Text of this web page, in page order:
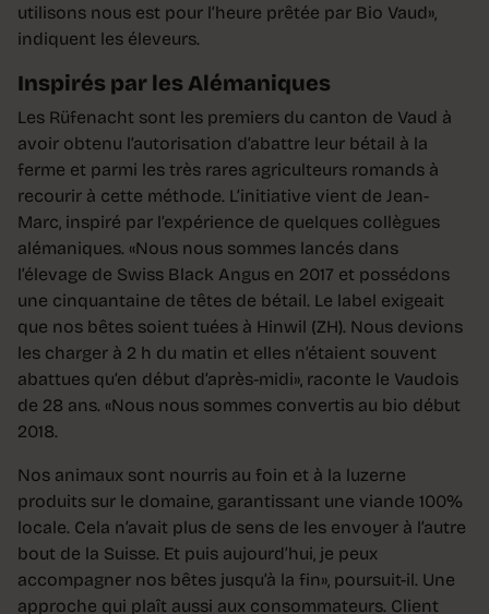
utilisons nous est pour l’heure prêtée par Bio Vaud»,
indiquent les éleveurs.
Inspirés par les Alémaniques
Les Rüfenacht sont les premiers du canton de Vaud à
avoir obtenu l’autorisation d’abattre leur bétail à la
ferme et parmi les très rares agriculteurs romands à
recourir à cette méthode. L’initiative vient de Jean-
Marc, inspiré par l’expérience de quelques collègues
alémaniques. «Nous nous sommes lancés dans
l’élevage de Swiss Black Angus en 2017 et possédons
une cinquantaine de têtes de bétail. Le label exigeait
que nos bêtes soient tuées à Hinwil (ZH). Nous devions
les charger à 2 h du matin et elles n’étaient souvent
abattues qu’en début d’après-midi», raconte le Vaudois
de 28 ans. «Nous nous sommes convertis au bio début
2018.
Nos animaux sont nourris au foin et à la luzerne
produits sur le domaine, garantissant une viande 100%
locale. Cela n’avait plus de sens de les envoyer à l’autre
bout de la Suisse. Et puis aujourd’hui, je peux
accompagner nos bêtes jusqu’à la fin», poursuit-il. Une
approche qui plaît aussi aux consommateurs. Client